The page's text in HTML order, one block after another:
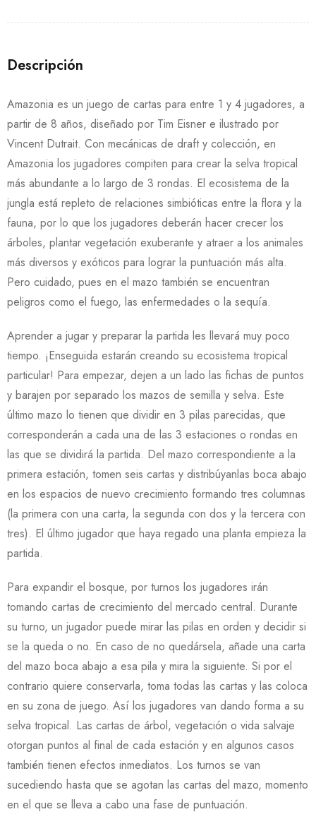
Descripción
Amazonia es un juego de cartas para entre 1 y 4 jugadores, a
partir de 8 años, diseñado por Tim Eisner e ilustrado por
Vincent Dutrait. Con mecánicas de draft y colección, en
Amazonia los jugadores compiten para crear la selva tropical
más abundante a lo largo de 3 rondas. El ecosistema de la
jungla está repleto de relaciones simbióticas entre la flora y la
fauna, por lo que los jugadores deberán hacer crecer los
árboles, plantar vegetación exuberante y atraer a los animales
más diversos y exóticos para lograr la puntuación más alta.
Pero cuidado, pues en el mazo también se encuentran
peligros como el fuego, las enfermedades o la sequía.
Aprender a jugar y preparar la partida les llevará muy poco
tiempo. ¡Enseguida estarán creando su ecosistema tropical
particular! Para empezar, dejen a un lado las fichas de puntos
y barajen por separado los mazos de semilla y selva. Este
último mazo lo tienen que dividir en 3 pilas parecidas, que
corresponderán a cada una de las 3 estaciones o rondas en
las que se dividirá la partida. Del mazo correspondiente a la
primera estación, tomen seis cartas y distribúyanlas boca abajo
en los espacios de nuevo crecimiento formando tres columnas
(la primera con una carta, la segunda con dos y la tercera con
tres). El último jugador que haya regado una planta empieza la
partida.
Para expandir el bosque, por turnos los jugadores irán
tomando cartas de crecimiento del mercado central. Durante
su turno, un jugador puede mirar las pilas en orden y decidir si
se la queda o no. En caso de no quedársela, añade una carta
del mazo boca abajo a esa pila y mira la siguiente. Si por el
contrario quiere conservarla, toma todas las cartas y las coloca
en su zona de juego. Así los jugadores van dando forma a su
selva tropical. Las cartas de árbol, vegetación o vida salvaje
otorgan puntos al final de cada estación y en algunos casos
también tienen efectos inmediatos. Los turnos se van
sucediendo hasta que se agotan las cartas del mazo, momento
en el que se lleva a cabo una fase de puntuación.